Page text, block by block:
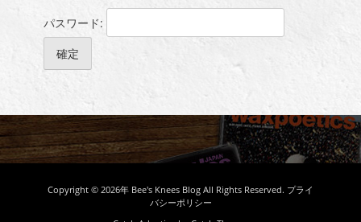
パスワード:
Copyright © 2026年 Bee's Knees Blog All Rights Reserved. プライ
バシーポリシー